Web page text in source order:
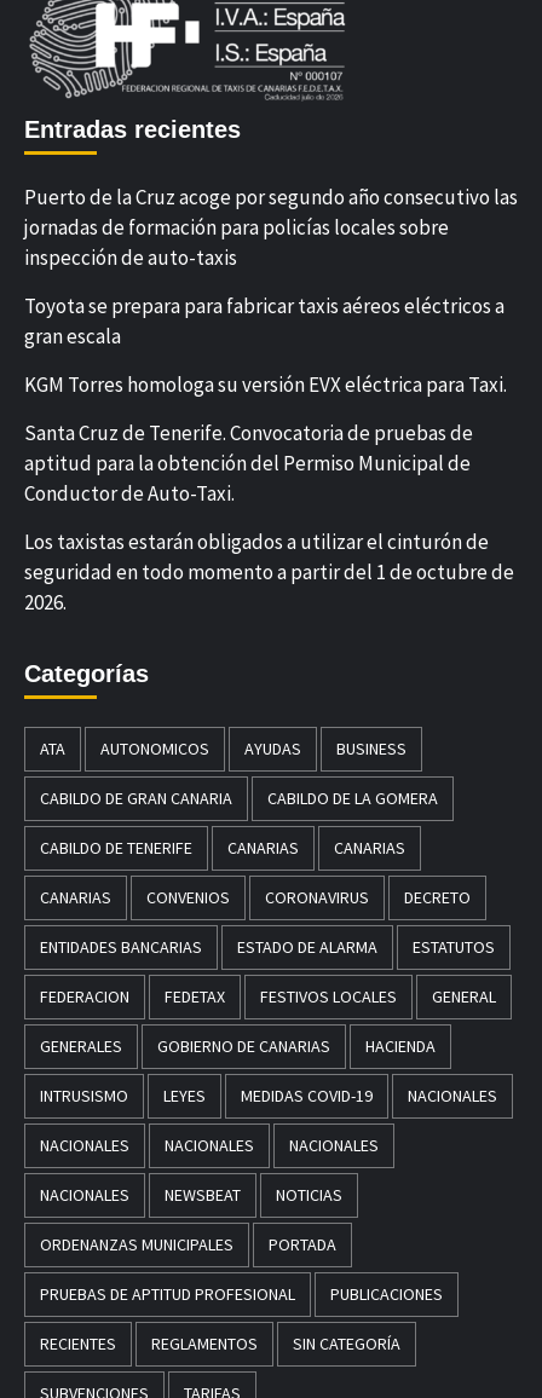
Entradas recientes
Puerto de la Cruz acoge por segundo año consecutivo las
jornadas de formación para policías locales sobre
inspección de auto-taxis
Toyota se prepara para fabricar taxis aéreos eléctricos a
gran escala
KGM Torres homologa su versión EVX eléctrica para Taxi.
Santa Cruz de Tenerife. Convocatoria de pruebas de
aptitud para la obtención del Permiso Municipal de
Conductor de Auto-Taxi.
Los taxistas estarán obligados a utilizar el cinturón de
seguridad en todo momento a partir del 1 de octubre de
2026.
Categorías
ATA AUTONOMICOS AYUDAS BUSINESS
CABILDO DE GRAN CANARIA CABILDO DE LA GOMERA
CABILDO DE TENERIFE CANARIAS CANARIAS
CANARIAS CONVENIOS CORONAVIRUS DECRETO
ENTIDADES BANCARIAS ESTADO DE ALARMA ESTATUTOS
FEDERACION FEDETAX FESTIVOS LOCALES GENERAL
GENERALES GOBIERNO DE CANARIAS HACIENDA
INTRUSISMO LEYES MEDIDAS COVID-19 NACIONALES
NACIONALES NACIONALES NACIONALES
NACIONALES NEWSBEAT NOTICIAS
ORDENANZAS MUNICIPALES PORTADA
PRUEBAS DE APTITUD PROFESIONAL PUBLICACIONES
RECIENTES REGLAMENTOS SIN CATEGORÍA
SUBVENCIONES TARIFAS